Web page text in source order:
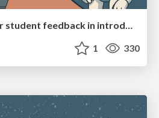
Leveraging LLMs for student feedback in introductory data science courses - posit::conf(2025)
1 330